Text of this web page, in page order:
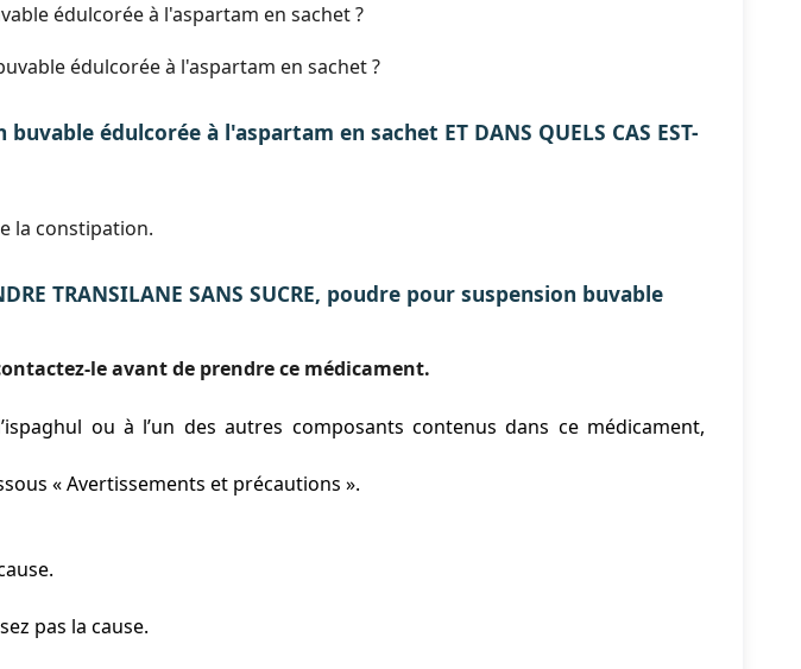
édulcorée à l'aspartam en sachet ?
édulcorée à l'aspartam en sachet ?
buvable édulcorée à l'aspartam en sachet ET DANS QUELS CAS EST-
la constipation.
TRANSILANE SANS SUCRE, poudre pour suspension buvable
le avant de prendre ce médicament.
ou à l’un des autres composants contenus dans ce médicament,
« Avertissements et précautions ».
pas la cause.